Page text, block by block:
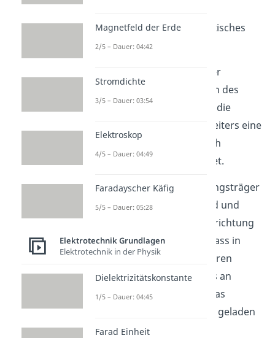
Magneten, der ein magnetisches
Feld erzeugt.
Bewegt man nun den Leiter
senkrecht zu den Feldlinien des
Magnetfelds , so wirkt auf die
Ladungen innerhalb des Leiters eine
Kraft. Diese Kraft wird auch
als
Lorentzkraft
bezeichnet.
Dadurch werden die Ladungsträger
senkrecht zum Magnetfeld und
senkrecht zur Bewegungsrichtung
des Leiters abgelenkt, sodass in
unserem Beispiel am hinteren
Drahtende ein Überschuss an
Elektronen entsteht und das
vordere Drahtende positiv geladen
ist.
Magnetfeld der Erde
2/5 – Dauer: 04:42
Stromdichte
3/5 – Dauer: 03:54
Elektroskop
4/5 – Dauer: 04:49
Faradayscher Käfig
5/5 – Dauer: 05:28
Elektrotechnik Grundlagen
Elektrotechnik in der Physik
Dielektrizitätskonstante
1/5 – Dauer: 04:45
Farad Einheit